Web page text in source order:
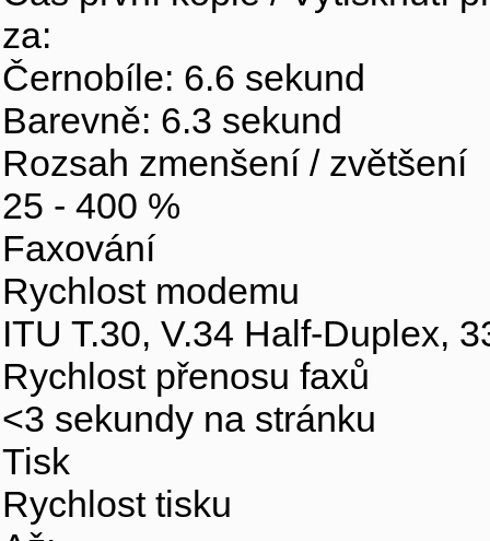
za:
Černobíle: 6.6 sekund
Barevně: 6.3 sekund
Rozsah zmenšení / zvětšení
25 - 400 %
Faxování
Rychlost modemu
ITU T.30, V.34 Half-Duplex,
Rychlost přenosu faxů
<3 sekundy na stránku
Tisk
Rychlost tisku